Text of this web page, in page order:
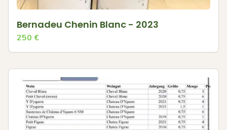
Bernadeu Chenin Blanc - 2023
250 €